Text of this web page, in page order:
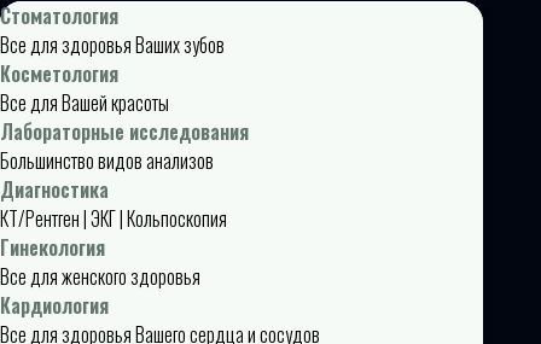
Стоматология
Все для здоровья Ваших зубов
Косметология
Все для Вашей красоты
Лабораторные исследования
Большинство видов анализов
Диагностика
КТ/Рентген | ЭКГ | Кольпоскопия
Гинекология
Все для женского здоровья
Кардиология
Все для здоровья Вашего сердца и сосудов